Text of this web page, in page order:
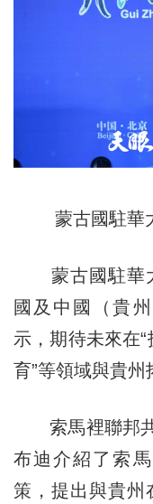
蒙古國駐華
蒙古國駐華大
國及中國（貴
示，期待未來在“
育”等領域與貴州
索馬裡聯邦共
布迪介紹了索
策，提出與貴州